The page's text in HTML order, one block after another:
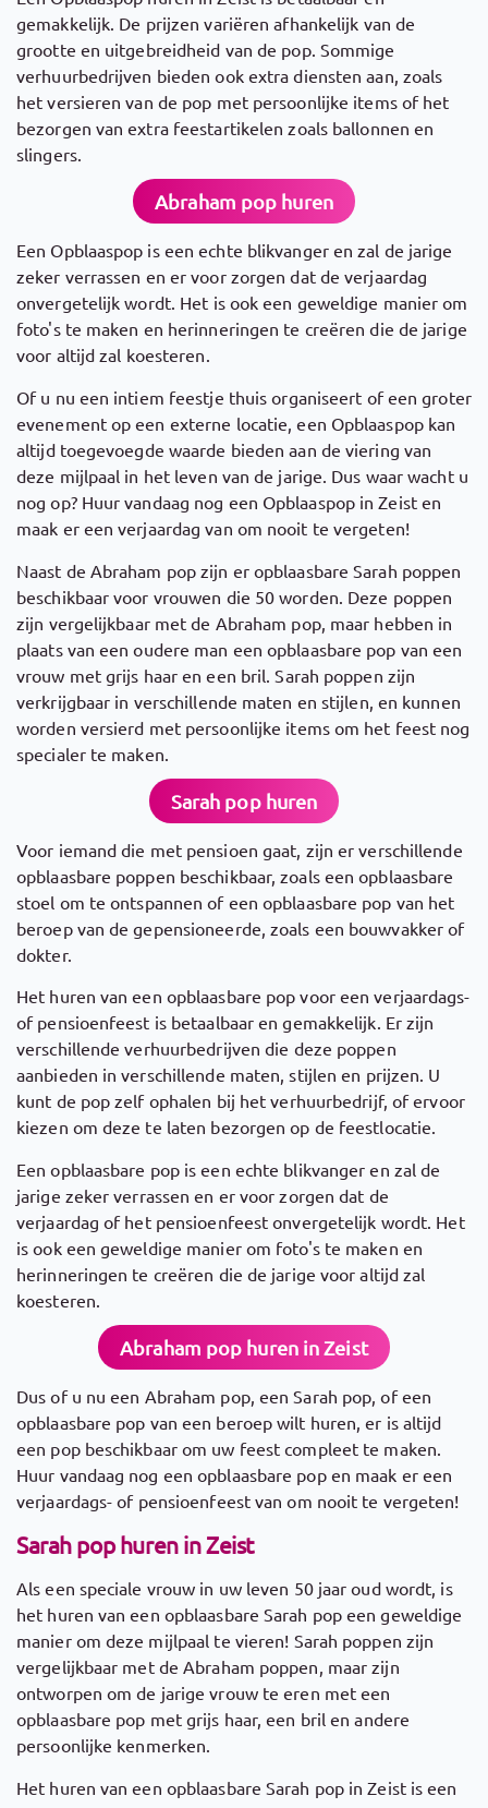
gemakkelijk. De prijzen variëren afhankelijk van de
grootte en uitgebreidheid van de pop. Sommige
verhuurbedrijven bieden ook extra diensten aan, zoals
het versieren van de pop met persoonlijke items of het
bezorgen van extra feestartikelen zoals ballonnen en
slingers.
Abraham pop huren
Een Opblaaspop is een echte blikvanger en zal de jarige
zeker verrassen en er voor zorgen dat de verjaardag
onvergetelijk wordt. Het is ook een geweldige manier om
foto's te maken en herinneringen te creëren die de jarige
voor altijd zal koesteren.
Of u nu een intiem feestje thuis organiseert of een groter
evenement op een externe locatie, een Opblaaspop kan
altijd toegevoegde waarde bieden aan de viering van
deze mijlpaal in het leven van de jarige. Dus waar wacht u
nog op? Huur vandaag nog een Opblaaspop in Zeist en
maak er een verjaardag van om nooit te vergeten!
Naast de Abraham pop zijn er opblaasbare Sarah poppen
beschikbaar voor vrouwen die 50 worden. Deze poppen
zijn vergelijkbaar met de Abraham pop, maar hebben in
plaats van een oudere man een opblaasbare pop van een
vrouw met grijs haar en een bril. Sarah poppen zijn
verkrijgbaar in verschillende maten en stijlen, en kunnen
worden versierd met persoonlijke items om het feest nog
specialer te maken.
Sarah pop huren
Voor iemand die met pensioen gaat, zijn er verschillende
opblaasbare poppen beschikbaar, zoals een opblaasbare
stoel om te ontspannen of een opblaasbare pop van het
beroep van de gepensioneerde, zoals een bouwvakker of
dokter.
Het huren van een opblaasbare pop voor een verjaardags-
of pensioenfeest is betaalbaar en gemakkelijk. Er zijn
verschillende verhuurbedrijven die deze poppen
aanbieden in verschillende maten, stijlen en prijzen. U
kunt de pop zelf ophalen bij het verhuurbedrijf, of ervoor
kiezen om deze te laten bezorgen op de feestlocatie.
Een opblaasbare pop is een echte blikvanger en zal de
jarige zeker verrassen en er voor zorgen dat de
verjaardag of het pensioenfeest onvergetelijk wordt. Het
is ook een geweldige manier om foto's te maken en
herinneringen te creëren die de jarige voor altijd zal
koesteren.
Abraham pop huren in Zeist
Dus of u nu een Abraham pop, een Sarah pop, of een
opblaasbare pop van een beroep wilt huren, er is altijd
een pop beschikbaar om uw feest compleet te maken.
Huur vandaag nog een opblaasbare pop en maak er een
verjaardags- of pensioenfeest van om nooit te vergeten!
Sarah pop huren in Zeist
Als een speciale vrouw in uw leven 50 jaar oud wordt, is
het huren van een opblaasbare Sarah pop een geweldige
manier om deze mijlpaal te vieren! Sarah poppen zijn
vergelijkbaar met de Abraham poppen, maar zijn
ontworpen om de jarige vrouw te eren met een
opblaasbare pop met grijs haar, een bril en andere
persoonlijke kenmerken.
Het huren van een opblaasbare Sarah pop in Zeist is een